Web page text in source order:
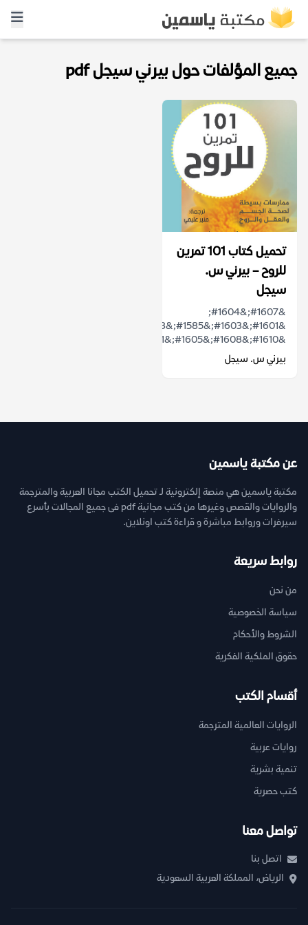
جميع المؤلفات حول بيرني سيجل pdf
تحميل كتاب 101 تمرين
للروح – بيرني س.
سيجل
&#1607;&#1604;
&#1610;&#1608;&#1605;&#1611;&#1575;...
بيرني س. سيجل
عن مكتبة ياسمين
مكتبة ياسمين هي منصة إلكترونية لـ تحميل الكتب مجانا العربية والمترجمة
والروايات والقصص وغيرها من كتب مجانية pdf فى جميع المجالات بأسرع
سيرفرات وروابط مباشرة و قراءة كتب اونلاين.
روابط سريعة
من نحن
سياسة الخصوصية
الشروط والأحكام
حقوق الملكية الفكرية
أقسام الكتب
الروايات العالمية المترجمة
روايات عربية
تنمية بشرية
كتب حصرية
تواصل معنا
اتصل بنا
الرياض، المملكة العربية السعودية